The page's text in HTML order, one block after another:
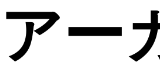
アー